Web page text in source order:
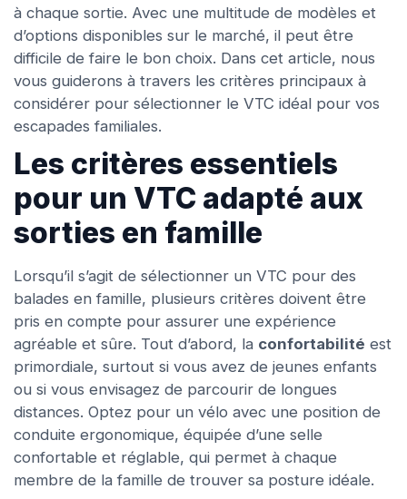
à chaque sortie. Avec une multitude de modèles et
d’options disponibles sur le marché, il peut être
difficile de faire le bon choix. Dans cet article, nous
vous guiderons à travers les critères principaux à
considérer pour sélectionner le VTC idéal pour vos
escapades familiales.
Les critères essentiels
pour un VTC adapté aux
sorties en famille
Lorsqu’il s’agit de sélectionner un VTC pour des
balades en famille, plusieurs critères doivent être
pris en compte pour assurer une expérience
agréable et sûre. Tout d’abord, la confortabilité est
primordiale, surtout si vous avez de jeunes enfants
ou si vous envisagez de parcourir de longues
distances. Optez pour un vélo avec une position de
conduite ergonomique, équipée d’une selle
confortable et réglable, qui permet à chaque
membre de la famille de trouver sa posture idéale.